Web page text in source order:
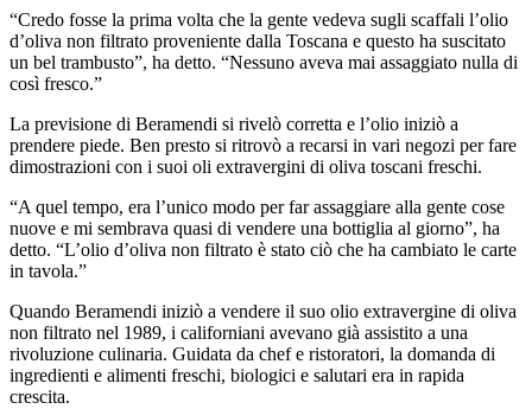
“Credo fosse la prima volta che la gente vedeva sugli scaffali l’olio
d’oliva non filtrato proveniente dalla Toscana e questo ha suscitato
un bel trambusto”, ha detto. “Nessuno aveva mai assaggiato nulla di
così fresco.”
La previsione di Beramendi si rivelò corretta e l’olio iniziò a
prendere piede. Ben presto si ritrovò a recarsi in vari negozi per fare
dimostrazioni con i suoi oli extravergini di oliva toscani freschi.
“A quel tempo, era l’unico modo per far assaggiare alla gente cose
nuove e mi sembrava quasi di vendere una bottiglia al giorno”, ha
detto. “L’olio d’oliva non filtrato è stato ciò che ha cambiato le carte
in tavola.”
Quando Beramendi iniziò a vendere il suo olio extravergine di oliva
non filtrato nel 1989, i californiani avevano già assistito a una
rivoluzione culinaria. Guidata da chef e ristoratori, la domanda di
ingredienti e alimenti freschi, biologici e salutari era in rapida
crescita.